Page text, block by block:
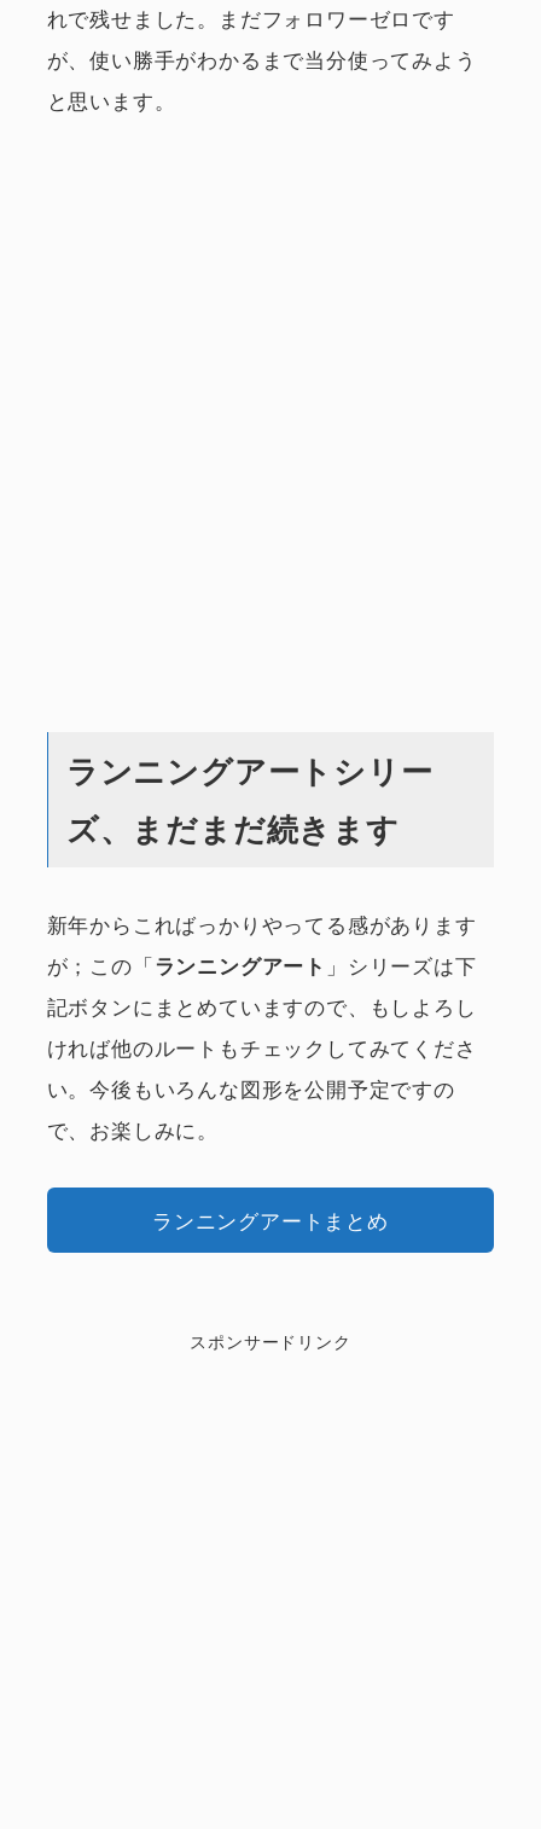
れで残せました。まだフォロワーゼロです
が、使い勝手がわかるまで当分使ってみよう
と思います。
ランニングアートシリー
ズ、まだまだ続きます
新年からこればっかりやってる感があります
が；この「ランニングアート 」シリーズは下
記ボタンにまとめていますので、もしよろし
ければ他のルートもチェックしてみてくださ
い。今後もいろんな図形を公開予定ですの
で、お楽しみに。
ランニングアートまとめ
スポンサードリンク